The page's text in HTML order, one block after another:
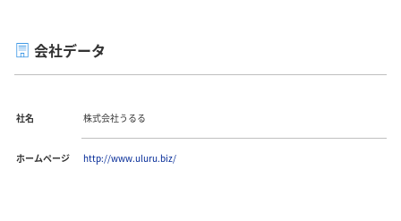
会社データ
社名 株式会社うるる
ホームページ http://www.uluru.biz/